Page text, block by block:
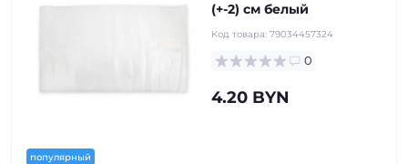
популярный
(+-2) см белый
Код товара: 79034457324
0
4.20 BYN